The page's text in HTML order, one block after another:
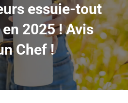
essuie-tout
en 2025 ! Avis
Chef !